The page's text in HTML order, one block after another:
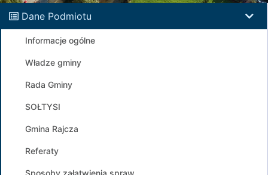
Dane Podmiotu
Informacje ogólne
Władze gminy
Rada Gminy
SOŁTYSI
Gmina Rajcza
Referaty
Sposoby załatwienia spraw